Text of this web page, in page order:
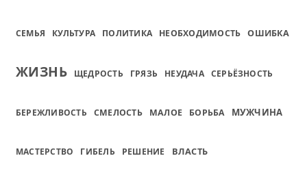
СЕМЬЯ КУЛЬТУРА ПОЛИТИКА НЕОБХОДИМОСТЬ ОШИБКА
ЖИЗНЬ ЩЕДРОСТЬ ГРЯЗЬ НЕУДАЧА СЕРЬЁЗНОСТЬ
БЕРЕЖЛИВОСТЬ СМЕЛОСТЬ МАЛОЕ БОРЬБА МУЖЧИНА
МАСТЕРСТВО ГИБЕЛЬ РЕШЕНИЕ ВЛАСТЬ